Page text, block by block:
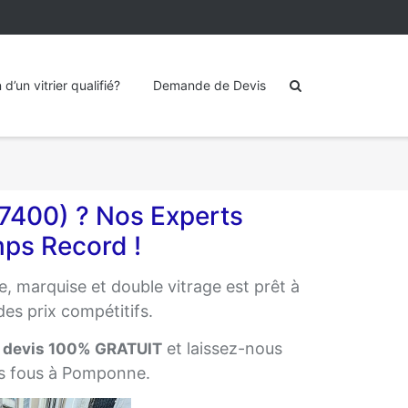
vitrier qualifié? Demande de Devis
? Nos Experts
Record !
marquise et double vitrage est prêt à
prix compétitifs.
devis 100% GRATUIT et laissez-nous
fous à Pomponne.